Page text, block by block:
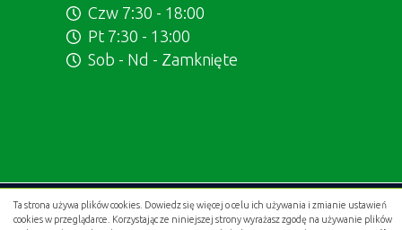
Ta strona używa plików cookies. Dowiedz się więcej o celu ich używania i zmianie ustawień
cookies w przeglądarce. Korzystając ze niniejszej strony wyrażasz zgodę na używanie plików
Czw 7:30 - 18:00
Pt 7:30 - 13:00
Sob - Nd - Zamknięte
Projekt i wykonanie:.gold studio digital